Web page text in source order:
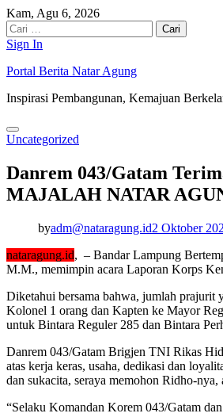
Skip
to
content
Kam, Agu 6, 2026
Cari
untuk:
Sign In
Portal Berita Natar Agung
Inspirasi Pembangunan, Kemajuan
Uncategorized
Danrem 043/Gatam
MAJALAH NATAR
byadm@nataragung.id2 Oktober
nataragung.id, – Bandar Lampung
M.M., memimpin acara Laporan Korps
Diketahui bersama bahwa, jumlah prajurit
Kolonel 1 orang dan Kapten ke Mayor
untuk Bintara Reguler 285 dan Bintara
Danrem 043/Gatam Brigjen TNI Rikas
atas kerja keras, usaha, dedikasi dan
dan sukacita, seraya memohon Ridho-
“Selaku Komandan Korem 043/Gatam